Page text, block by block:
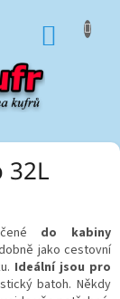
32L
do kabiny
jako cestovní
Ideální jsou pro
batoh. Někdy